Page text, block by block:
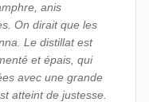
anis
On dirait que les
Le distillat est
et épais, qui
avec une grande
atteint de justesse.